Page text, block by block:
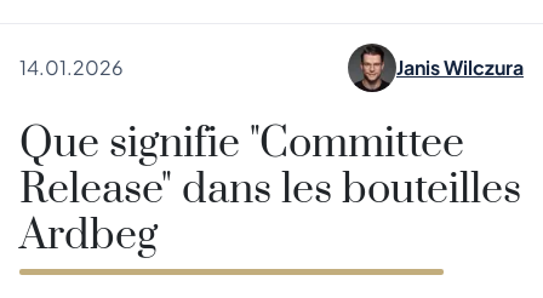
14.01.2026 Janis Wilczura
Que signifie "Committee
Release" dans les bouteilles
Ardbeg